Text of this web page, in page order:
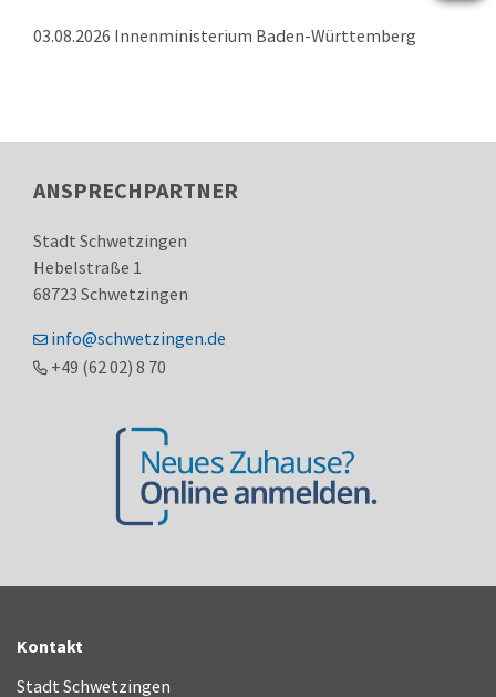
03.08.2026 Innenministerium Baden-Württemberg
ANSPRECHPARTNER
Stadt Schwetzingen
Hebelstraße 1
68723 Schwetzingen
info@schwetzingen.de
+49 (6202) 8 70
Kontakt
Stadt Schwetzingen